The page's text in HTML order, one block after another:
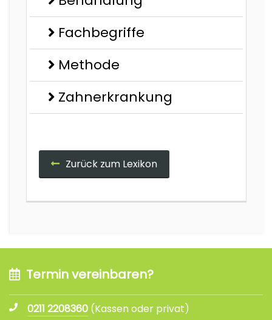
Fachbegriffe
Methode
Zahnerkrankung
Zurück zum Lexikon
Termin vereinbaren?
0211 2208360 (Kassen oder privat)